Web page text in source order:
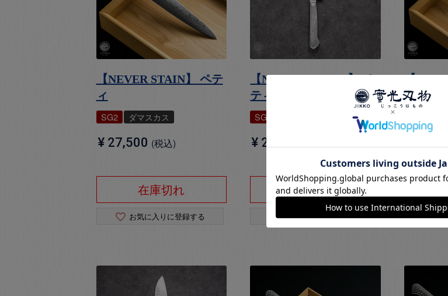
【NEVER STAIN】 ペテ
ィ
SG2 ダマスカス
¥ 27,500 税込
在庫切れ
お気に入りに登録する
【NEVER STAIN 2】 ペ
ティ
SG2
¥ 27,500
在庫切れ
お気に入りに登録する
【
ペティ
お